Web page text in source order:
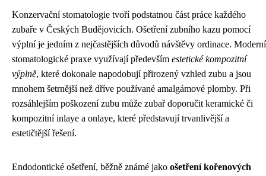
Konzervační stomatologie tvoří podstatnou část práce každého
zubaře v Českých Budějovicích. Ošetření zubního kazu pomocí
výplní je jedním z nejčastějších důvodů návštěvy ordinace. Moderní
stomatologické praxe využívají především estetické kompozitní
výplně, které dokonale napodobují přirozený vzhled zubu a jsou
mnohem šetrnější než dříve používané amalgámové plomby. Při
rozsáhlejším poškození zubu může zubař doporučit keramické či
kompozitní inlaye a onlaye, které představují trvanlivější a
estetičtější řešení.
Endodontické ošetření, běžně známé jako ošetření kořenových